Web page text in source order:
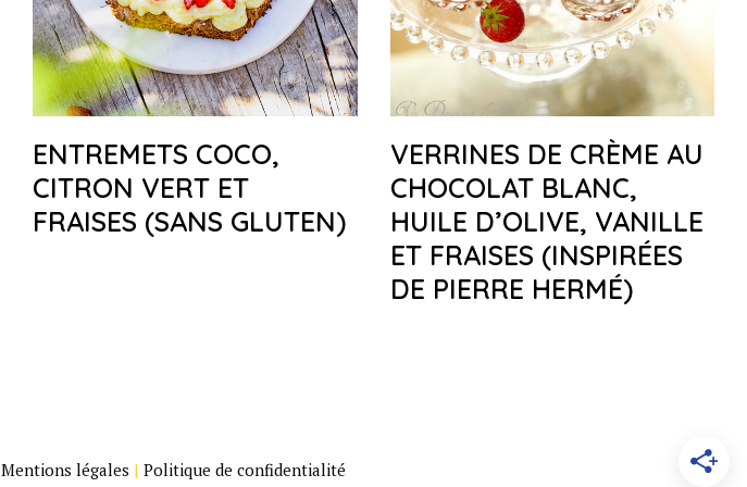
ENTREMETS COCO,
CITRON VERT ET
FRAISES (SANS GLUTEN)
VERRINES DE CRÈME AU
CHOCOLAT BLANC,
HUILE D’OLIVE, VANILLE
ET FRAISES (INSPIRÉES
DE PIERRE HERMÉ)
Mentions légales | Politique de confidentialité